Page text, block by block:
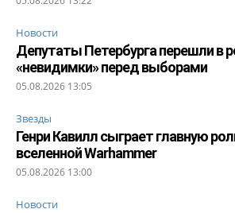
Новости
Депутаты Петербурга перешли в
«невидимки» перед выборами
05.08.2026 13:05
Звезды
Генри Кавилл сыграет главную
вселенной Warhammer
05.08.2026 13:00
Новости